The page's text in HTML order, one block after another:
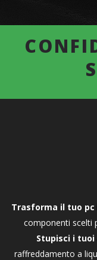
Trasforma il tuo pc
componenti scelti
Stupisci i tuoi
raffreddamento a